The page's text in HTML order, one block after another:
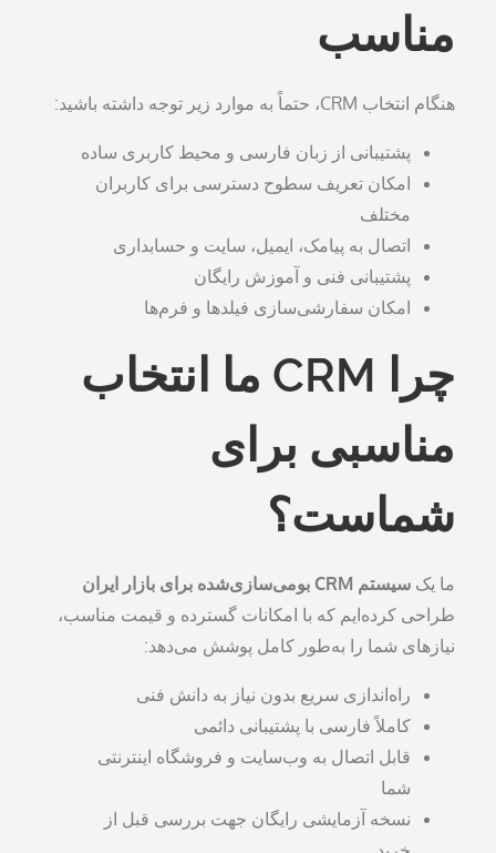
مناسب
هنگام انتخاب CRM، حتماً به موارد زیر توجه داشته باشید:
پشتیبانی از زبان فارسی و محیط کاربری ساده
امکان تعریف سطوح دسترسی برای کاربران
مختلف
اتصال به پیامک، ایمیل، سایت و حسابداری
پشتیبانی فنی و آموزش رایگان
امکان سفارشی‌سازی فیلدها و فرم‌ها
چرا CRM ما انتخاب
مناسبی برای
شماست؟
ما یکسیستم CRM بومی‌سازی‌شده برای بازار ایران
طراحی کرده‌ایم که با امکانات گسترده و قیمت مناسب،
نیازهای شما را به‌طور کامل پوشش می‌دهد:
راه‌اندازی سریع بدون نیاز به دانش فنی
کاملاً فارسی با پشتیبانی دائمی
قابل اتصال به وب‌سایت و فروشگاه اینترنتی
شما
نسخه آزمایشی رایگان جهت بررسی قبل از